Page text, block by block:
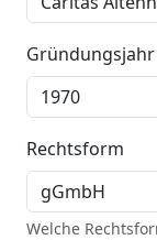
Rechtsform
Welche